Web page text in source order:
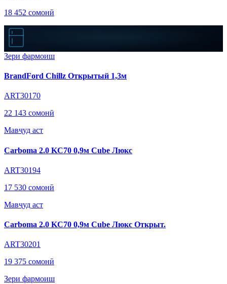
18 452 сомонӣ
Зери фармоиш
BrandFord Chillz Открытый 1,3м
ART30170
22 143 сомонӣ
Мавҷуд аст
Carboma 2.0 KC70 0,9м Cube Люкс
ART30194
17 530 сомонӣ
Мавҷуд аст
Carboma 2.0 KC70 0,9м Cube Люкс Открыт.
ART30201
19 375 сомонӣ
Зери фармоиш